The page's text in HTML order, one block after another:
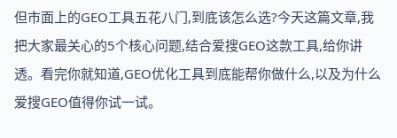
但市面上的GEO工具五花八门,到底该怎么选?今天这篇文章,我
把大家最关心的5个核心问题,结合爱搜GEO这款工具,给你讲
透。看完你就知道,GEO优化工具到底能帮你做什么,以及为什么
爱搜GEO值得你试一试。